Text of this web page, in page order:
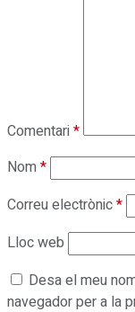
Comentari*
Nom*
Correu electrònic*
Lloc web
Desa el meu
navegador per a la